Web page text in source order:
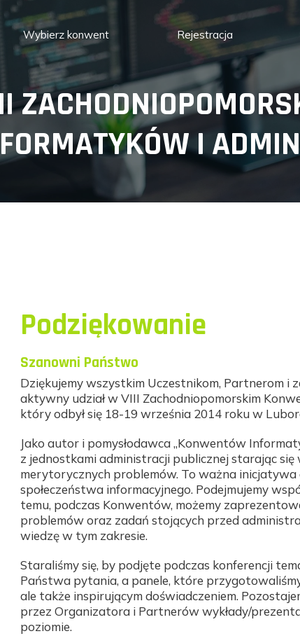
Wybierz konwent Rejestracja
I
Podziękowanie
Szanowni Państwo
Dziękujemy wszystkim Uczestnikom, Partnerom i
aktywny udział w VIII Zachodniopomorskim
który odbył się 18-19 września 2014 roku w
Jako autor i pomysłodawca „Konwentów
z jednostkami administracji publicznej starając
merytorycznych problemów. To ważna
społeczeństwa informacyjnego. Podejmujemy
temu, podczas Konwentów, możemy
problemów oraz zadań stojących przed
wiedzę w tym zakresie.
Staraliśmy się, by podjęte podczas konferencji
Państwa pytania, a panele, które
ale także inspirującym doświadczeniem.
przez Organizatora i Partnerów wykłady/
poziomie.